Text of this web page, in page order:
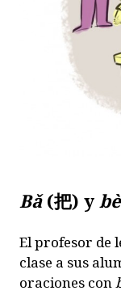
Bǎ(把) y
El profesor de
clase a sus
oraciones con